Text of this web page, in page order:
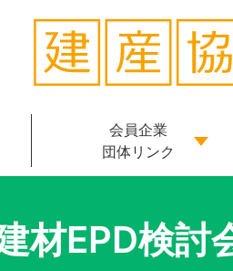
会員企業
団体リンク
材EPD検討